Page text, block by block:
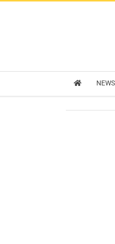
NEWS